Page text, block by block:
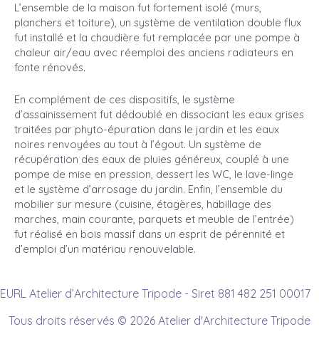
L’ensemble de la maison fut fortement isolé (murs,
planchers et toiture), un système de ventilation double flux
fut installé et la chaudière fut remplacée par une pompe à
chaleur air/eau avec réemploi des anciens radiateurs en
fonte rénovés.
En complément de ces dispositifs, le système
d’assainissement fut dédoublé en dissociant les eaux grises
traitées par phyto-épuration dans le jardin et les eaux
noires renvoyées au tout à l’égout. Un système de
récupération des eaux de pluies généreux, couplé à une
pompe de mise en pression, dessert les WC, le lave-linge
et le système d’arrosage du jardin. Enfin, l’ensemble du
mobilier sur mesure (cuisine, étagères, habillage des
marches, main courante, parquets et meuble de l’entrée)
fut réalisé en bois massif dans un esprit de pérennité et
d’emploi d’un matériau renouvelable.
EURL Atelier d’Architecture Tripode - Siret 881 482 251 00017
Tous droits réservés © 2026 Atelier d'Architecture Tripode